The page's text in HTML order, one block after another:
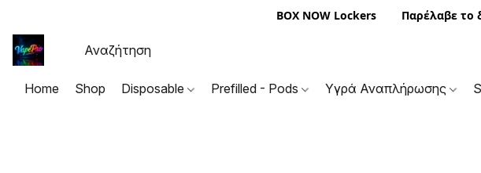
BOX NOW Lockers Παρέλαβε το
Home Shop Disposable Prefilled - Pods Υγρά Αναπλήρωσης